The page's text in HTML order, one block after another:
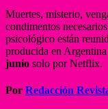
Muertes, misterio,
condimentos
psicológico están
producida en
junio solo por Netflix.
Por Redacción